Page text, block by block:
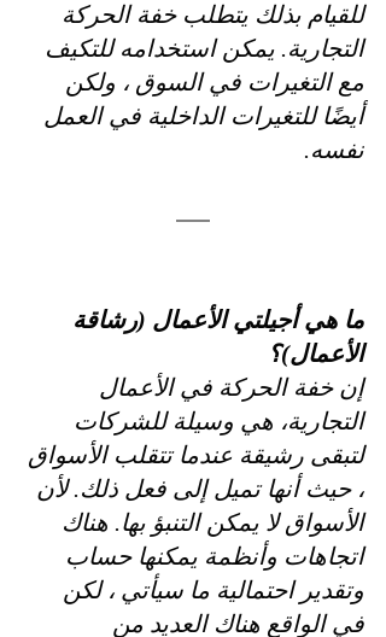
للقيام بذلك يتطلب خفة الحركة
التجارية. يمكن استخدامه للتكيف
مع التغيرات في السوق ، ولكن
أيضًا للتغيرات الداخلية في العمل
نفسه.
ما هي أجيلتي الأعمال (رشاقة
الأعمال)؟
إن خفة الحركة في الأعمال
التجارية، هي وسيلة للشركات
لتبقى رشيقة عندما تتقلب الأسواق
، حيث أنها تميل إلى فعل ذلك. لأن
الأسواق لا يمكن التنبؤ بها. هناك
اتجاهات وأنظمة يمكنها حساب
وتقدير احتمالية ما سيأتي ، لكن
في الواقع هناك العديد من